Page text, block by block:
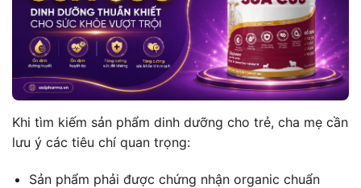
Khi tìm kiếm sản phẩm dinh dưỡng cho trẻ, cha mẹ cần
lưu ý các tiêu chí quan trọng:
Sản phẩm phải được chứng nhận organic chuẩn